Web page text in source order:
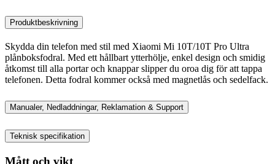
Produktbeskrivning
Skydda din telefon med stil med Xiaomi Mi 10T/10T Pro Ultra
plånboksfodral. Med ett hållbart ytterhölje, enkel design och smidig
åtkomst till alla portar och knappar slipper du oroa dig för att tappa
telefonen. Detta fodral kommer också med magnetlås och sedelfack.
Manualer, Nedladdningar, Reklamation & Support
Teknisk specifikation
Mått och vikt